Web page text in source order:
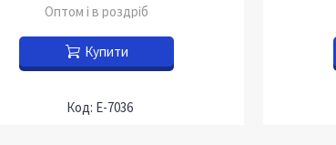
Оптом і в роздріб
Купити
Е-7036